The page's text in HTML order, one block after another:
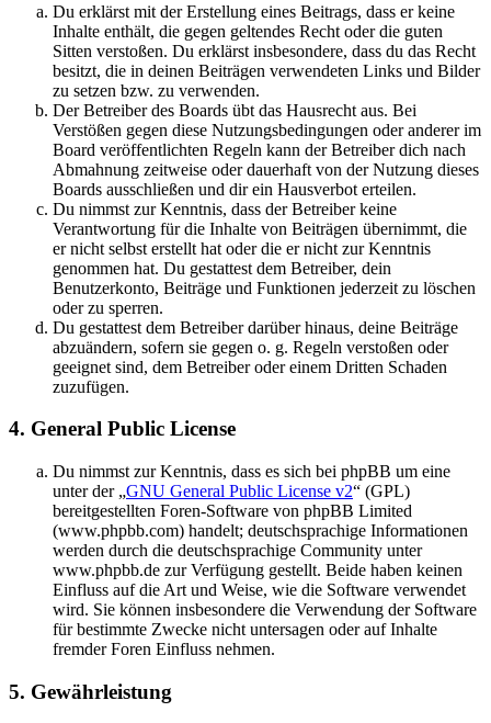
Du erklärst mit der Erstellung eines Beitrags, dass er keine
Inhalte enthält, die gegen geltendes Recht oder die guten
Sitten verstoßen. Du erklärst insbesondere, dass du das Recht
besitzt, die in deinen Beiträgen verwendeten Links und Bilder
zu setzen bzw. zu verwenden.
Der Betreiber des Boards übt das Hausrecht aus. Bei
Verstößen gegen diese Nutzungsbedingungen oder anderer im
Board veröffentlichten Regeln kann der Betreiber dich nach
Abmahnung zeitweise oder dauerhaft von der Nutzung dieses
Boards ausschließen und dir ein Hausverbot erteilen.
Du nimmst zur Kenntnis, dass der Betreiber keine
Verantwortung für die Inhalte von Beiträgen übernimmt, die
er nicht selbst erstellt hat oder die er nicht zur Kenntnis
genommen hat. Du gestattest dem Betreiber, dein
Benutzerkonto, Beiträge und Funktionen jederzeit zu löschen
oder zu sperren.
Du gestattest dem Betreiber darüber hinaus, deine Beiträge
abzuändern, sofern sie gegen o. g. Regeln verstoßen oder
geeignet sind, dem Betreiber oder einem Dritten Schaden
zuzufügen.
4. General Public License
Du nimmst zur Kenntnis, dass es sich bei phpBB um eine
unter der „GNU General Public License v2“ (GPL)
bereitgestellten Foren-Software von phpBB Limited
(www.phpbb.com) handelt; deutschsprachige Informationen
werden durch die deutschsprachige Community unter
www.phpbb.de zur Verfügung gestellt. Beide haben keinen
Einfluss auf die Art und Weise, wie die Software verwendet
wird. Sie können insbesondere die Verwendung der Software
für bestimmte Zwecke nicht untersagen oder auf Inhalte
fremder Foren Einfluss nehmen.
5. Gewährleistung